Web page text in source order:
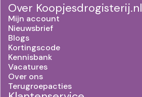
Over Koopjesdrogisterij.nl
Mijn account
Nieuwsbrief
Blogs
Kortingscode
Kennisbank
Vacatures
Over ons
Terugroepacties